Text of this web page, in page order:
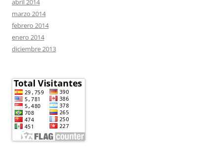
abril 2014
marzo 2014
febrero 2014
enero 2014
diciembre 2013